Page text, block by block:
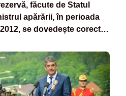
făcute de Statul
apărării, în perioada
se dovedește corectă